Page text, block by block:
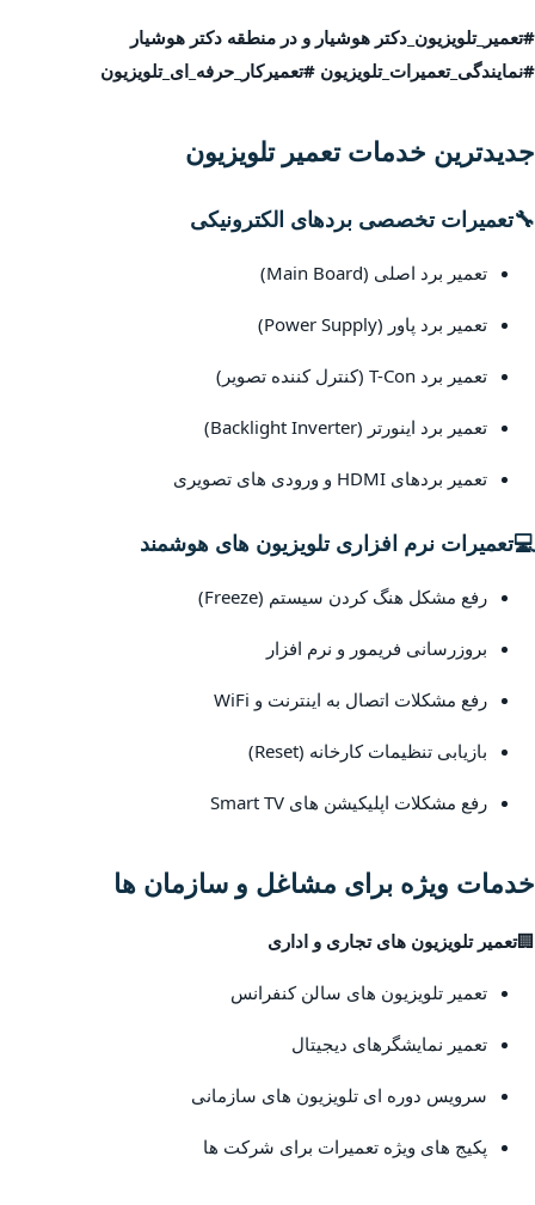
#تعمیر_تلویزیون_دکتر هوشیار و در منطقه دکتر هوشیار
#نمایندگی_تعمیرات_تلویزیون #تعمیرکار_حرفه_ای_تلویزیون
جدیدترین خدمات تعمیر تلویزیون
🔧تعمیرات تخصصی بردهای الکترونیکی
تعمیر برد اصلی (Main Board)
تعمیر برد پاور (Power Supply)
تعمیر برد T-Con (کنترل کننده تصویر)
تعمیر برد اینورتر (Backlight Inverter)
تعمیر بردهای HDMI و ورودی های تصویری
💻تعمیرات نرم افزاری تلویزیون های هوشمند
رفع مشکل هنگ کردن سیستم (Freeze)
بروزرسانی فریمور و نرم افزار
رفع مشکلات اتصال به اینترنت و WiFi
بازیابی تنظیمات کارخانه (Reset)
رفع مشکلات اپلیکیشن های Smart TV
خدمات ویژه برای مشاغل و سازمان ها
🏢تعمیر تلویزیون های تجاری و اداری
تعمیر تلویزیون های سالن کنفرانس
تعمیر نمایشگرهای دیجیتال
سرویس دوره ای تلویزیون های سازمانی
پکیج های ویژه تعمیرات برای شرکت ها